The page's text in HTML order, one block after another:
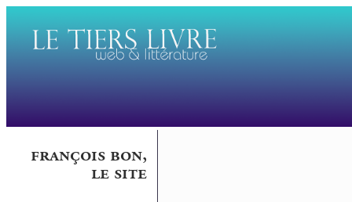
françois bon,
le site